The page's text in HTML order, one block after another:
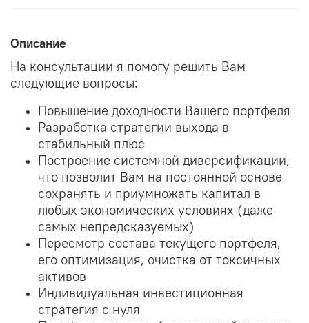
Описание
На консультации я помогу решить Вам
следующие вопросы:
Повышение доходности Вашего портфеля
Разработка стратегии выхода в
стабильный плюс
Построение системной диверсификации,
что позволит Вам на постоянной основе
сохранять и приумножать капитал в
любых экономических условиях (даже
самых непредсказуемых)
Пересмотр состава текущего портфеля,
его оптимизация, очистка от токсичных
активов
Индивидуальная инвестиционная
стратегия с нуля